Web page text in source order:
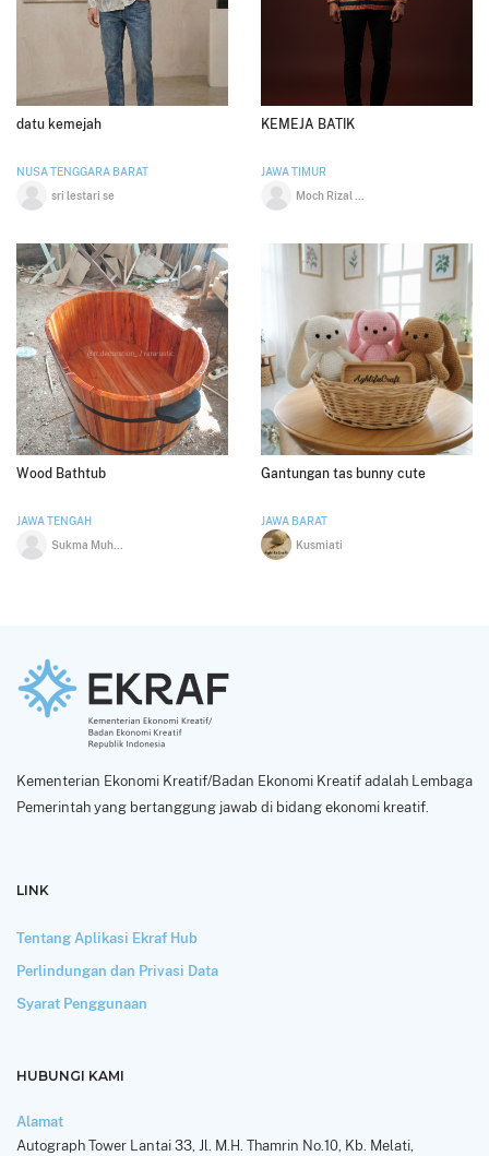
datu kemejah
NUSA TENGGARA BARAT
sri lestari se
KEMEJA BATIK
JAWA TIMUR
Wood Bathtub
JAWA TENGAH
Gantungan tas bunny cute
JAWA BARAT
Kusmiati
Kementerian Ekonomi Kreatif/Badan Ekonomi Kreatif adalah Lembaga
Pemerintah yang bertanggung jawab di bidang ekonomi kreatif.
LINK
Tentang Aplikasi Ekraf Hub
Perlindungan dan Privasi Data
Syarat Penggunaan
HUBUNGI KAMI
Alamat
Autograph Tower Lantai 33, Jl. M.H. Thamrin No.10, Kb. Melati,